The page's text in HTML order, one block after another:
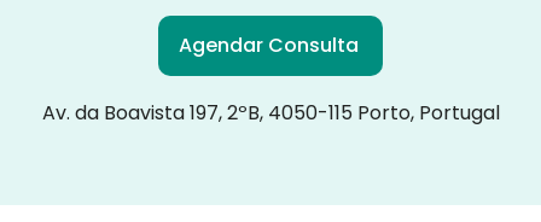
Agendar Consulta
Av. da Boavista 197, 2ºB, 4050-115 Porto, Portugal